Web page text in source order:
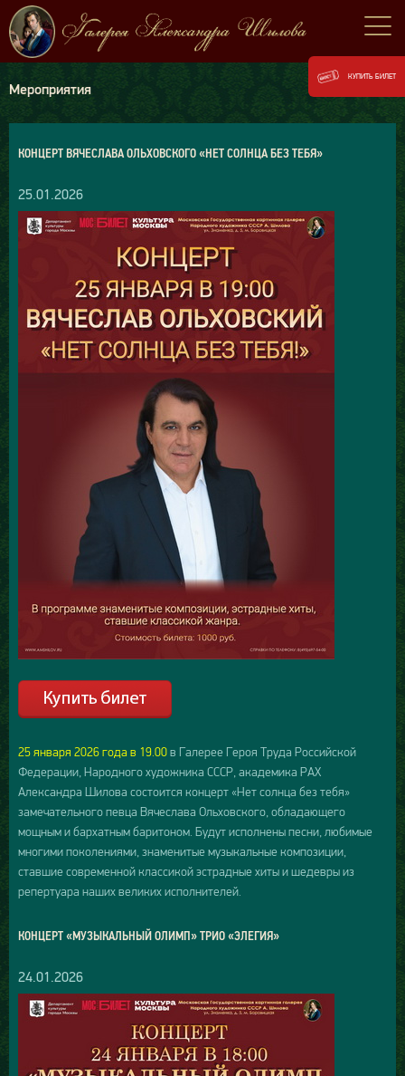
Мероприятия
КОНЦЕРТ ВЯЧЕСЛАВА ОЛЬХОВСКОГО «НЕТ СОЛНЦА БЕЗ ТЕБЯ»
25.01.2026
25 января 2026 года в 19.00в Галерее Героя Труда Российской
Федерации, Народного художника СССР, академика РАХ
Александра Шилова состоится концерт «Нет солнца без тебя»
замечательного певца Вячеслава Ольховского, обладающего
мощным и бархатным баритоном. Будут исполнены песни, любимые
многими поколениями, знаменитые музыкальные композиции,
ставшие современной классикой эстрадные хиты и шедевры из
репертуара наших великих исполнителей.
КОНЦЕРТ «МУЗЫКАЛЬНЫЙ ОЛИМП» ТРИО «ЭЛЕГИЯ»
24.01.2026
КУПИТЬ БИЛЕТ